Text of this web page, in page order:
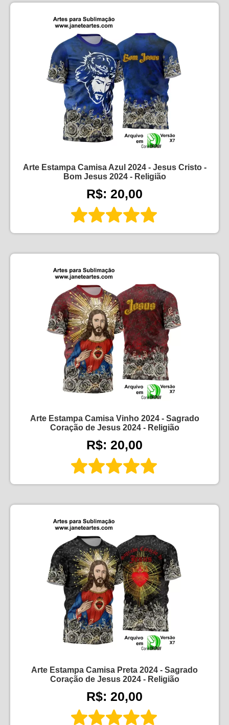
Arte Estampa Camisa Azul 2024 - Jesus Cristo -
Bom Jesus 2024 - Religião
R$: 20,00
Arte Estampa Camisa Vinho 2024 - Sagrado
Coração de Jesus 2024 - Religião
R$: 20,00
Arte Estampa Camisa Preta 2024 - Sagrado
Coração de Jesus 2024 - Religião
R$: 20,00